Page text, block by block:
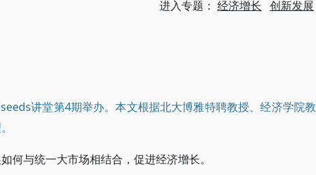
进入专题： 经济增长 创新发展
讲堂第4期举办。本文根据北大博雅特聘教授、经济学院教
何与统一大市场相结合，促进经济增长。